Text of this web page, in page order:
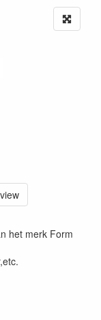
het merk Form